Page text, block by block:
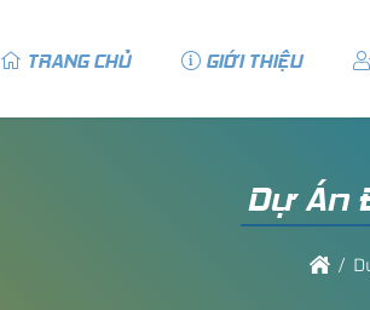
TRANG CHỦ GIỚI THIỆU
Dự Án